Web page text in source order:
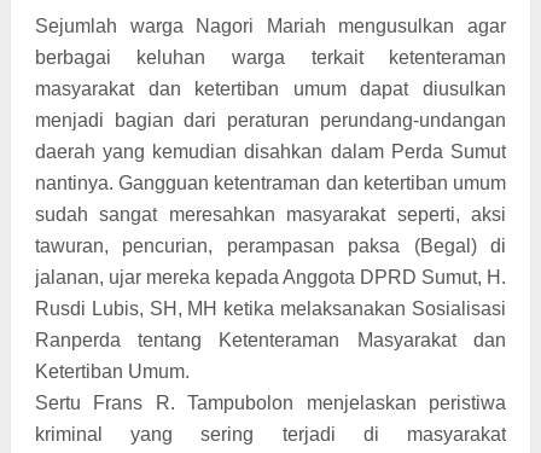
Sejumlah warga Nagori Mariah mengusulkan agar
berbagai keluhan warga terkait ketenteraman
masyarakat dan ketertiban umum dapat diusulkan
menjadi bagian dari peraturan perundang-undangan
daerah yang kemudian disahkan dalam Perda Sumut
nantinya. Gangguan ketentraman dan ketertiban umum
sudah sangat meresahkan masyarakat seperti, aksi
tawuran, pencurian, perampasan paksa (Begal) di
jalanan, ujar mereka kepada Anggota DPRD Sumut, H.
Rusdi Lubis, SH, MH ketika melaksanakan Sosialisasi
Ranperda tentang Ketenteraman Masyarakat dan
Ketertiban Umum.
Sertu Frans R. Tampubolon menjelaskan peristiwa
kriminal yang sering terjadi di masyarakat